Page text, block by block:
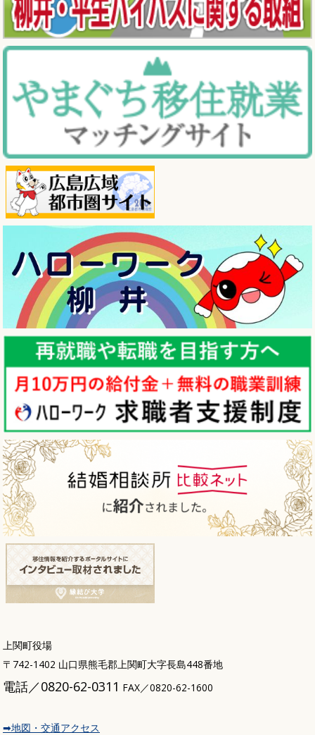
上関町役場
〒742-1402 山口県熊毛郡上関町大字長島448番地
電話／0820-62-0311 FAX／0820-62-1600
➡地図・交通アクセス